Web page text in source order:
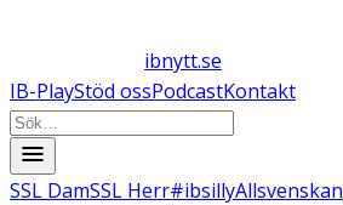
ibnytt.se
IB-PlayStöd ossPodcastKontakt
SSL DamSSL Herr#ibsillyAllsvenskan